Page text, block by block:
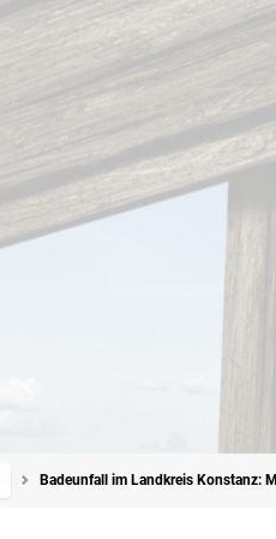
Badeunfall im Landkreis Konstanz: